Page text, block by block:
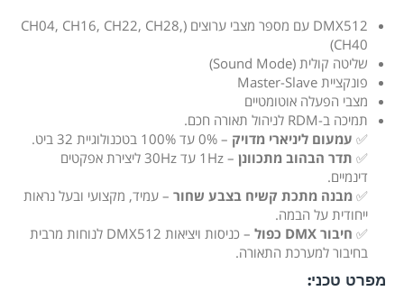
DMX512 עם מספר מצבי ערוצים (CH04, CH16, CH22, CH28,
CH40)
שליטה קולית (Sound Mode)
פונקציית Master-Slave
מצבי הפעלה אוטומטיים
תמיכה ב-RDM לניהול תאורה חכם.
✅ עמעום ליניארי מדויק – 0% עד 100% בטכנולוגיית 32 ביט.
✅ תדר הבהוב מתכוונן
– 1Hz עד 30Hz ליצירת אפקטים
דינמיים.
✅ מבנה מתכת קשיח בצבע שחור – עמיד, מקצועי ובעל נראות
ייחודית על הבמה.
✅ חיבור DMX כפול
– כניסות ויציאות DMX512 לנוחות מרבית
בחיבור למערכת התאורה.
מפרט טכני: